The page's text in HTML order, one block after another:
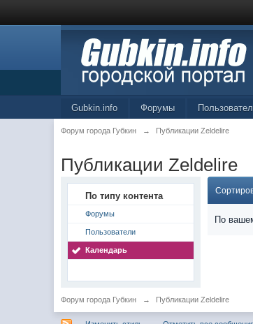
Gubkin.info Форумы
Форум города Губкин → Публикации Zeldelire
Публикации Zeldelire
По типу контента
Форумы
Пользователи
Календарь
По
Форум города Губкин → Публикации Zeldelire